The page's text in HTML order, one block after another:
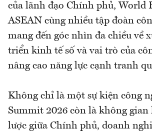
của lãnh đạo Chính phủ, World
ASEAN cùng nhiều tập đoàn
mang đến góc nhìn đa chiều về
triển kinh tế số và vai trò của
nâng cao năng lực cạnh tranh
Không chỉ là một sự kiện công
Summit 2026 còn là không gian
lược giữa Chính phủ, doanh